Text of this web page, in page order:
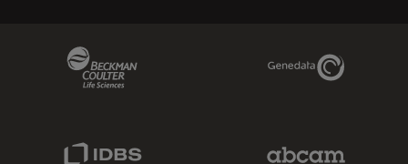
Genedata Link